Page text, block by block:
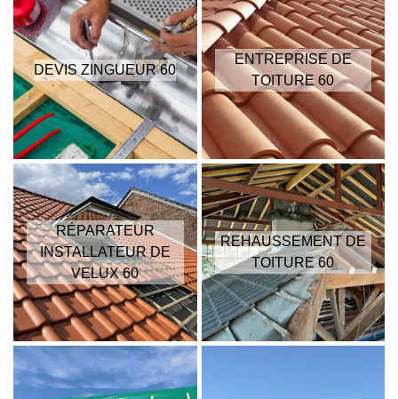
DEVIS ZINGUEUR 60
ENTREPRISE DE
TOITURE 60
RÉPARATEUR
INSTALLATEUR DE
VELUX 60
REHAUSSEMENT DE
TOITURE 60